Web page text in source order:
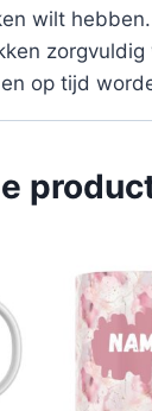
wilt
zorgvuldig
op tijd